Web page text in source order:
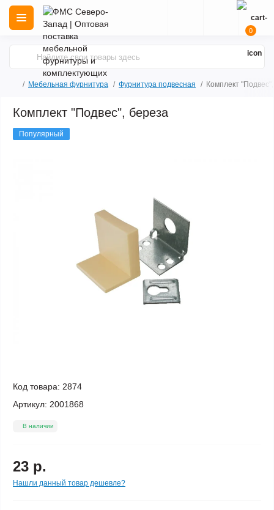
0
Мебельная фурнитура Фурнитура подвесная Комплект
Комплект "Подвес", береза
Популярный
Код товара: 2874
Артикул: 2001868
В наличии
23 р.
Нашли данный товар дешевле?